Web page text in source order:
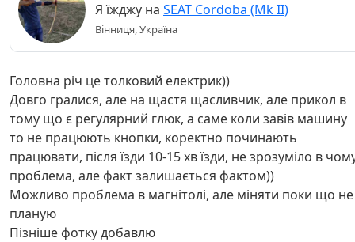
Я їжджу на SEAT Cordoba (Mk II)
Вінниця, Україна
Головна річ це толковий електрик))
Довго гралися, але на щастя щасливчик, але прикол в
тому що є регулярний глюк, а саме коли завів машину
то не працюють кнопки, коректно починають
працювати, після їзди 10-15 хв їзди, не зрозуміло в
проблема, але факт залишається фактом))
Можливо проблема в магнітолі, але міняти поки що не
планую
Пізніше фотку добавлю